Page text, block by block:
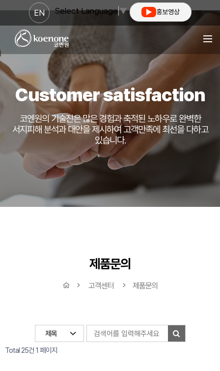
EN Select Language▼ 홍보영상
Customer satisfaction
코엔원의 기술진은 많은 경험과 축적된 노하우로 완벽한
서지피해 분석과 대안을 제시하여고객만족에 최선을 다하고
있습니다.
제품문의
고객센터 제품문의
Total 25건 1 페이지